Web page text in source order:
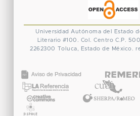
Universidad Autónoma del Estado
Literario #100. Col. Centro C.P.
2262300 Toluca, Estado de México.